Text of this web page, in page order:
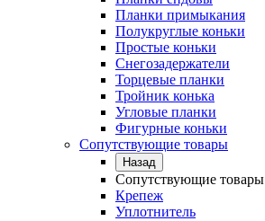
Планки примыкания
Полукруглые коньки
Простые коньки
Снегозадержатели
Торцевые планки
Тройник конька
Угловые планки
Фигурные коньки
Сопутствующие товары
Назад
Сопутствующие товары
Крепеж
Уплотнитель